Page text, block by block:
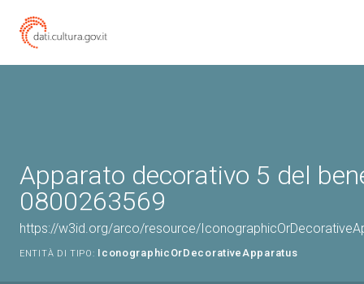
Apparato decorativo 5 del
0800263569
https://w3id.org/arco/resource/
ENTITÀ DI TIPO: IconographicOrDecorativeApparatus